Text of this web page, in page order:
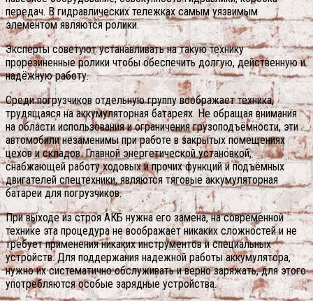
передач. В гидравлических тележках самым уязвимым
элементом являются ролики.
Эксперты советуют устанавливать на такую технику
прорезиненные ролики чтобы обеспечить долгую, действенную и
надёжную работу.
Среди погрузчиков отдельную группу воображает техника,
трудящаяся на аккумуляторная батареях. Не обращая внимания
на области использования и ограничения грузоподъёмности, эти
автомобили незаменимы при работе в закрытых помещениях
цехов и складов. Главной энергетической установкой,
снабжающей работу ходовых и прочих функций и подъёмных
двигателей спецтехники, являются тяговые аккумуляторная
батареи для погрузчиков.
При выходе из строя АКБ нужна его замена, на современной
технике эта процедура не воображает никаких сложностей и не
требует применения никаких инструментов и специальных
устройств. Для поддержания надежной работы аккумулятора,
нужно их систематично обслуживать и верно заряжать, для этого
употребляются особые зарядные устройства.